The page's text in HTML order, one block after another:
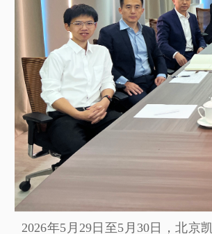
2026年5月29日至5月30日，北京